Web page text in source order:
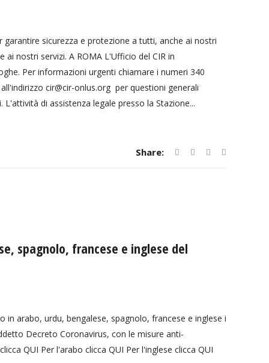
sicurezza e protezione a tutti, anche ai nostri
nostri servizi. A ROMA L'Ufficio del CIR in
Per informazioni urgenti chiamare i numeri 340
cir@cir-onlus.org per questioni generali
di assistenza legale presso la Stazione...
Share:
spagnolo, francese e inglese del
arabo, urdu, bengalese, spagnolo, francese e inglese i
Decreto Coronavirus, con le misure anti-
QUI Per l'arabo clicca QUI Per l'inglese clicca QUI